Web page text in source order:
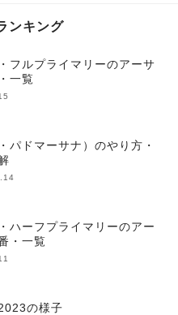
ンキング
フルプライマリーのアーサ
一覧
パドマーサナ）のやり方・
ハーフプライマリーのアー
・一覧
の様子